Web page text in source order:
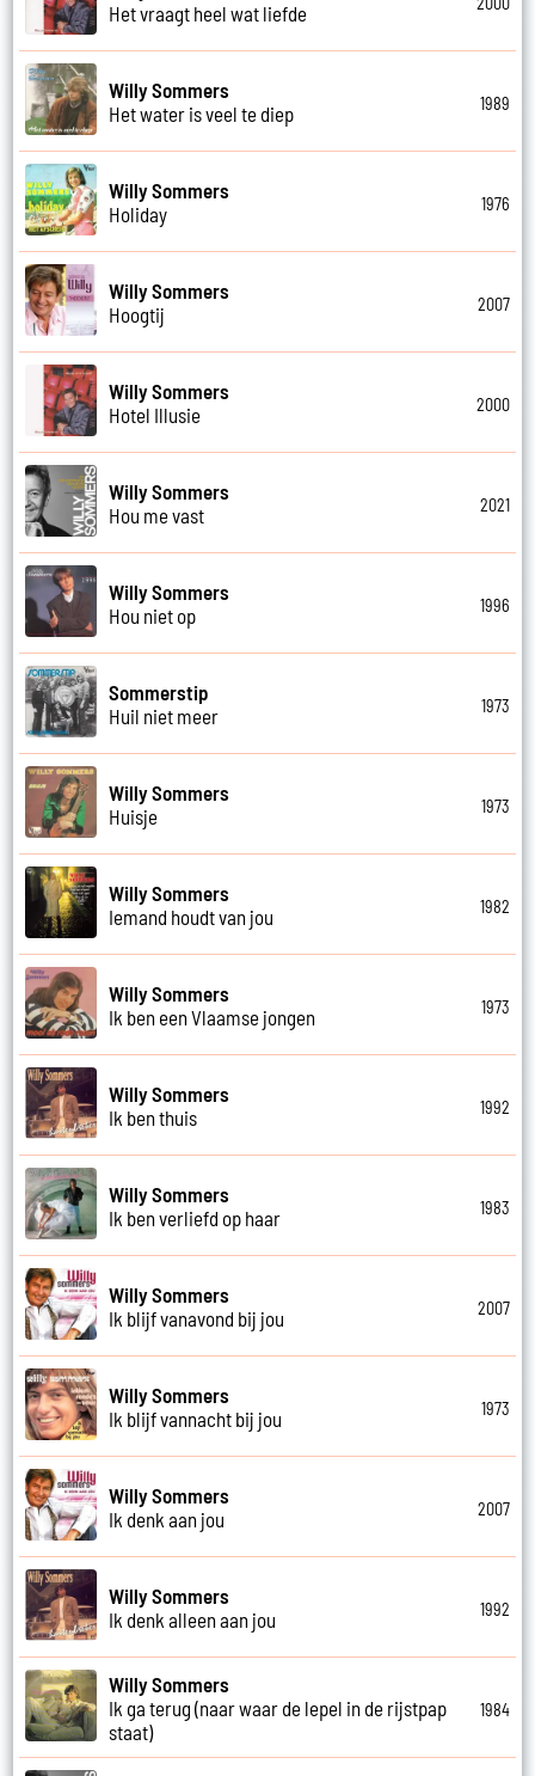
Het vraagt heel wat liefde
Willy Sommers
Het water is veel te diep
1989
Willy Sommers
Holiday
1976
Willy Sommers
Hoogtij
2007
Willy Sommers
Hotel Illusie
2000
Willy Sommers
Hou me vast
2021
Willy Sommers
Hou niet op
1996
Sommerstip
Huil niet meer
1973
Willy Sommers
Huisje
1973
Willy Sommers
Iemand houdt van jou
1982
Willy Sommers
Ik ben een Vlaamse jongen
1973
Willy Sommers
Ik ben thuis
1992
Willy Sommers
Ik ben verliefd op haar
1983
Willy Sommers
Ik blijf vanavond bij jou
2007
Willy Sommers
Ik blijf vannacht bij jou
1973
Willy Sommers
Ik denk aan jou
2007
Willy Sommers
Ik denk alleen aan jou
1992
Willy Sommers
Ik ga terug (naar waar de lepel in de rijstpap
staat)
1984